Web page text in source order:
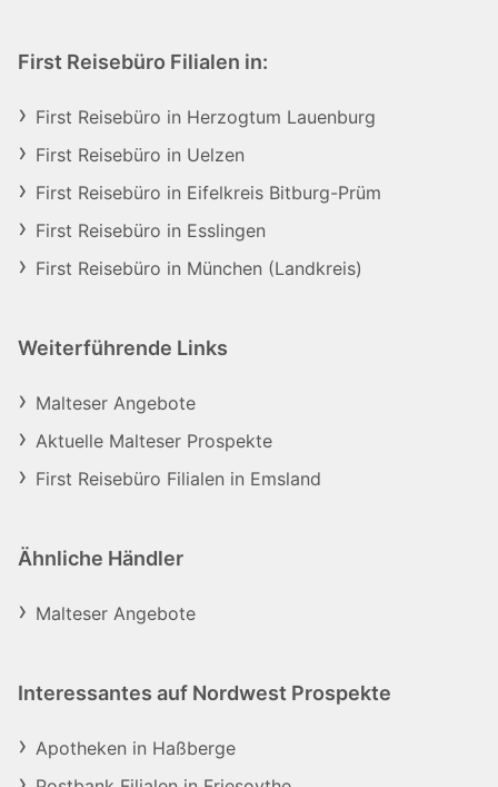
First Reisebüro Filialen in:
First Reisebüro in Herzogtum Lauenburg
First Reisebüro in Uelzen
First Reisebüro in Eifelkreis Bitburg-Prüm
First Reisebüro in Esslingen
First Reisebüro in München (Landkreis)
Weiterführende Links
Malteser Angebote
Aktuelle Malteser Prospekte
First Reisebüro Filialen in Emsland
Ähnliche Händler
Malteser Angebote
Interessantes auf Nordwest Prospekte
Apotheken in Haßberge